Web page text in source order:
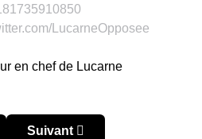
en chef de Lucarne
: Pérou – Liga 1 2023 : La
Article suivant : Pérou – Liga
Suivant